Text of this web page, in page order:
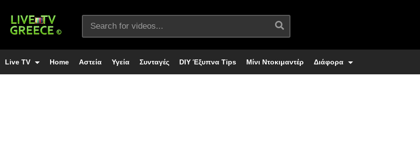
Live TV Home Αστεία Υγεία Συνταγές DIY Έξυπνα Tips Μίνι Ντοκιμαντέρ Διάφορα